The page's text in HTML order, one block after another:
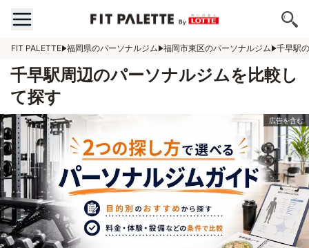
FIT PALETTE 福岡県のパーソナルジム 福岡市東区のパーソナルジム 千早駅
千早駅周辺のパーソナルジムを比較し
て探す